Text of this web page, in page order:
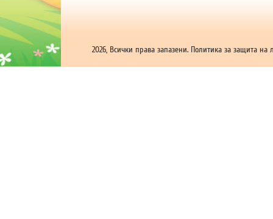
2026, Всички права запазени. Политика за защита на